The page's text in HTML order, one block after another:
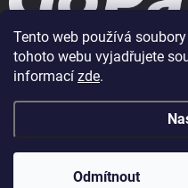
Tento web používá
tohoto webu vyjadřujete
informací zde.
Odmítnout